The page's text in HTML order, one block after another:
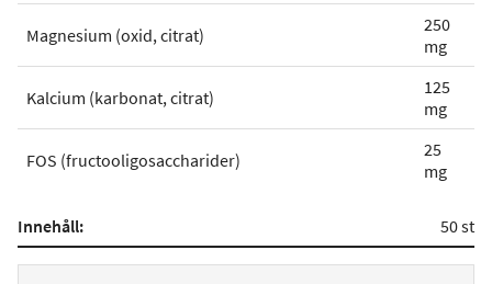
Magnesium (oxid, citrat)
250
mg
Kalcium (karbonat, citrat)
125
mg
FOS (fructooligosaccharider)
25
mg
Innehåll: 50 st